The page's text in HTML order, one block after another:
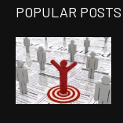
POPULAR POSTS